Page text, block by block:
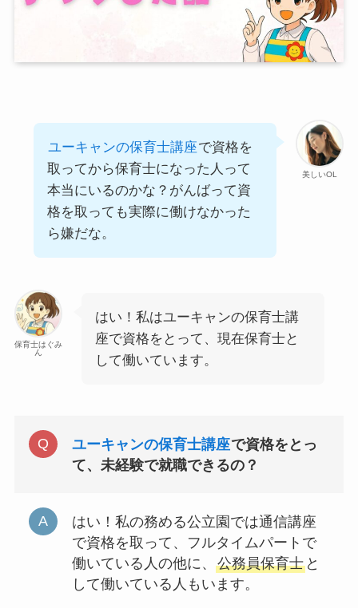
美しいOL
ユーキャンの保育士講座で資格を
取ってから保育士になった人って
本当にいるのかな？がんばって資
格を取っても実際に働けなかった
ら嫌だな。
保育士はぐみ
ん
はい！私はユーキャンの保育士講
座で資格をとって、現在保育士と
して働いています。
ユーキャンの保育士講座で資格をとっ
て、未経験で就職できるの？
はい！私の務める公立園では通信講座
で資格を取って、フルタイムパートで
働いている人の他に、 公務員保育士と
して働いている人もいます。